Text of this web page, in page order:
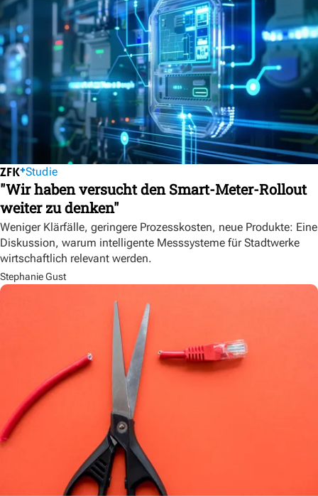
Studie
"Wir haben versucht den Smart-Meter-Rollout
weiter zu denken"
Weniger Klärfälle, geringere Prozesskosten, neue Produkte: Eine
Diskussion, warum intelligente Messsysteme für Stadtwerke
wirtschaftlich relevant werden.
Stephanie Gust